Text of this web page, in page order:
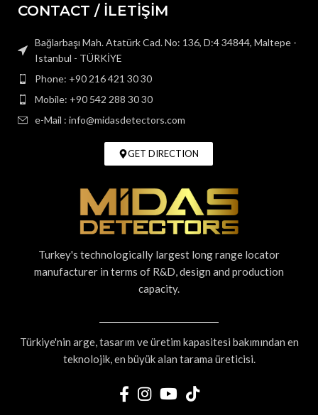
CONTACT / İLETİŞİM
Bağlarbaşı Mah. Atatürk Cad. No: 136, D:4 34844, Maltepe -
Istanbul - TÜRKİYE
Phone: +90 216 421 30 30
Mobile: +90 542 288 30 30
e-Mail : info@midasdetectors.com
GET DIRECTION
Turkey's technologically largest long range locator
manufacturer in terms of R&D, design and production
capacity.
Türkiye'nin arge, tasarım ve üretim kapasitesi bakımından en
teknolojik, en büyük alan tarama üreticisi.